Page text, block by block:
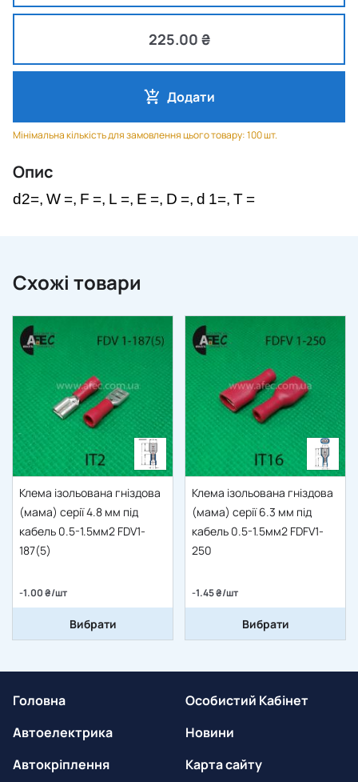
225.00 ₴
Додати
Мінімальна кількість для замовлення цього товару: 100 шт.
Опис
d2=, W =, F =, L =, E =, D =, d 1=, T =
Схожі товари
Клема ізольована гніздова
(мама) серії 4.8 мм під
кабель 0.5-1.5мм2 FDV1-
187(5)
-1.00 ₴/шт
Вибрати
Клема ізольована гніздова
(мама) серії 6.3 мм під
кабель 0.5-1.5мм2 FDFV1-
250
-1.45 ₴/шт
Вибрати
Головна
Автоелектрика
Автокріплення
Особистий Кабінет
Новини
Карта сайту